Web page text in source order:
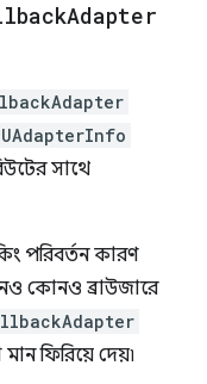
Adapter
সাথে
পরিবর্তন কারণ
কোনও ব্রাউজারে
ফিরিয়ে দেয়৷